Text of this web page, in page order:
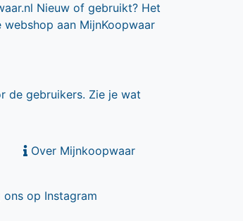
Nieuw of gebruikt? Het
aan MijnKoopwaar
de gebruikers. Zie je wat
Over Mijnkoopwaar
ons op Instagram